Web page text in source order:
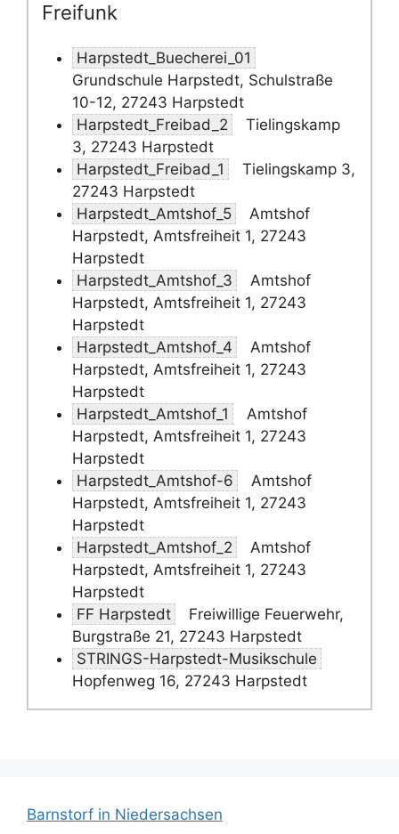
Freifunk
Harpstedt_Buecherei_01
Grundschule Harpstedt, Schulstraße
10-12, 27243 Harpstedt
Harpstedt_Freibad_2
Tielingskamp
3, 27243 Harpstedt
Harpstedt_Freibad_1
Tielingskamp 3,
27243 Harpstedt
Harpstedt_Amtshof_5
Amtshof
Harpstedt, Amtsfreiheit 1, 27243
Harpstedt
Harpstedt_Amtshof_3
Amtshof
Harpstedt, Amtsfreiheit 1, 27243
Harpstedt
Harpstedt_Amtshof_4
Amtshof
Harpstedt, Amtsfreiheit 1, 27243
Harpstedt
Harpstedt_Amtshof_1
Amtshof
Harpstedt, Amtsfreiheit 1, 27243
Harpstedt
Harpstedt_Amtshof-6
Amtshof
Harpstedt, Amtsfreiheit 1, 27243
Harpstedt
Harpstedt_Amtshof_2
Amtshof
Harpstedt, Amtsfreiheit 1, 27243
Harpstedt
FF Harpstedt
Freiwillige Feuerwehr,
Burgstraße 21, 27243 Harpstedt
STRINGS-Harpstedt-Musikschule
Hopfenweg 16, 27243 Harpstedt
Barnstorf in Niedersachsen